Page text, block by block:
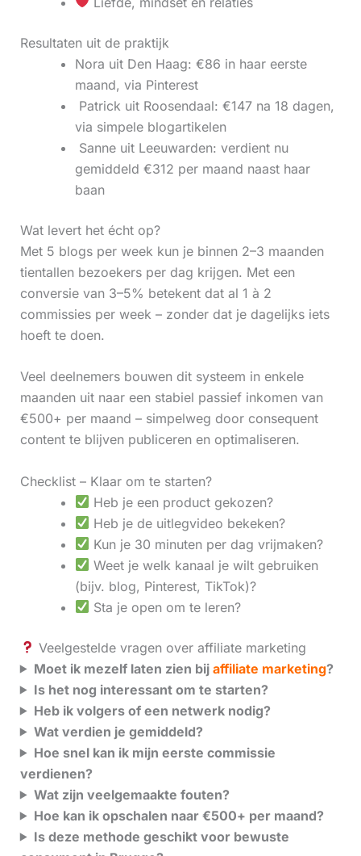
Resultaten uit de praktijk
Nora uit Den Haag: €86 in haar eerste
maand, via Pinterest
‍ Patrick uit Roosendaal: €147 na 18 dagen,
via simpele blogartikelen
‍ Sanne uit Leeuwarden: verdient nu
gemiddeld €312 per maand naast haar
baan
Wat levert het écht op?
Met 5 blogs per week kun je binnen 2–3 maanden
tientallen bezoekers per dag krijgen. Met een
conversie van 3–5% betekent dat al 1 à 2
commissies per week – zonder dat je dagelijks iets
hoeft te doen.
Veel deelnemers bouwen dit systeem in enkele
maanden uit naar een stabiel passief inkomen van
€500+ per maand – simpelweg door consequent
content te blijven publiceren en optimaliseren.
Checklist – Klaar om te starten?
Heb je een product gekozen?
Heb je de uitlegvideo bekeken?
Kun je 30 minuten per dag vrijmaken?
Weet je welk kanaal je wilt gebruiken
(bijv. blog, Pinterest, TikTok)?
Sta je open om te leren?
Veelgestelde vragen over affiliate marketing
Moet ik mezelf laten zien bij affiliate marketing?
Is het nog interessant om te starten?
Heb ik volgers of een netwerk nodig?
Wat verdien je gemiddeld?
Hoe snel kan ik mijn eerste commissie
verdienen?
Wat zijn veelgemaakte fouten?
Hoe kan ik opschalen naar €500+ per maand?
Is deze methode geschikt voor bewuste